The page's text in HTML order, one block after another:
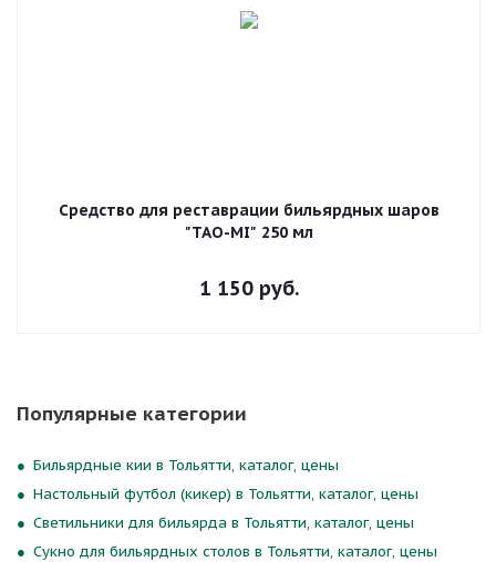
Средство для реставрации бильярдных шаров
"TAO-MI" 250 мл
1 150 руб.
Популярные категории
Бильярдные кии в Тольятти, каталог, цены
Настольный футбол (кикер) в Тольятти, каталог, цены
Светильники для бильярда в Тольятти, каталог, цены
Сукно для бильярдных столов в Тольятти, каталог, цены